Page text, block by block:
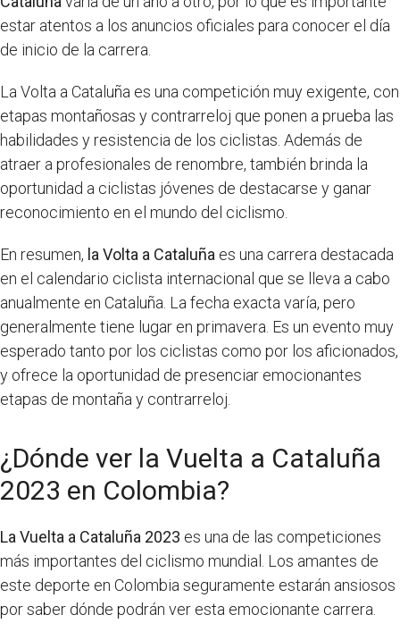
estar atentos a los anuncios oficiales para conocer el día
de inicio de la carrera.
La Volta a Cataluña es una competición muy exigente, con
etapas montañosas y contrarreloj que ponen a prueba las
habilidades y resistencia de los ciclistas. Además de
atraer a profesionales de renombre, también brinda la
oportunidad a ciclistas jóvenes de destacarse y ganar
reconocimiento en el mundo del ciclismo.
En resumen, la Volta a Cataluña es una carrera destacada
en el calendario ciclista internacional que se lleva a cabo
anualmente en Cataluña. La fecha exacta varía, pero
generalmente tiene lugar en primavera. Es un evento muy
esperado tanto por los ciclistas como por los aficionados,
y ofrece la oportunidad de presenciar emocionantes
etapas de montaña y contrarreloj.
¿Dónde ver la Vuelta a Cataluña
2023 en Colombia?
La Vuelta a Cataluña 2023 es una de las competiciones
más importantes del ciclismo mundial. Los amantes de
este deporte en Colombia seguramente estarán ansiosos
por saber dónde podrán ver esta emocionante carrera.